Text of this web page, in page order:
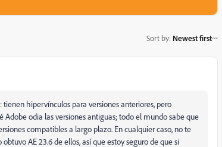
Sort by: Newest first
hipervínculos para versiones anteriores, pero
odia las versiones antiguas; todo el mundo sabe que
compatibles a largo plazo. En cualquier caso, no te
AE 23.6 de ellos, así que estoy seguro de que si